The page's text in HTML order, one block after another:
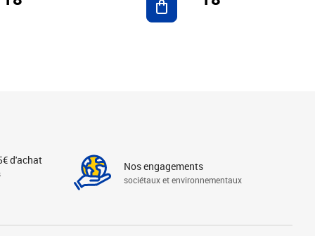
d'achat Nos engagements
sociétaux et environnementaux